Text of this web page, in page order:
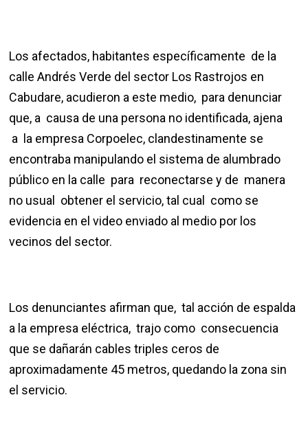
Los afectados, habitantes específicamente de la
calle Andrés Verde del sector Los Rastrojos en
Cabudare, acudieron a este medio, para denunciar
que, a causa de una persona no identificada, ajena
a la empresa Corpoelec, clandestinamente se
encontraba manipulando el sistema de alumbrado
público en la calle para reconectarse y de manera
no usual obtener el servicio, tal cual como se
evidencia en el video enviado al medio por los
vecinos del sector.
Los denunciantes afirman que, tal acción de espalda
a la empresa eléctrica, trajo como consecuencia
que se dañarán cables triples ceros de
aproximadamente 45 metros, quedando la zona sin
el servicio.